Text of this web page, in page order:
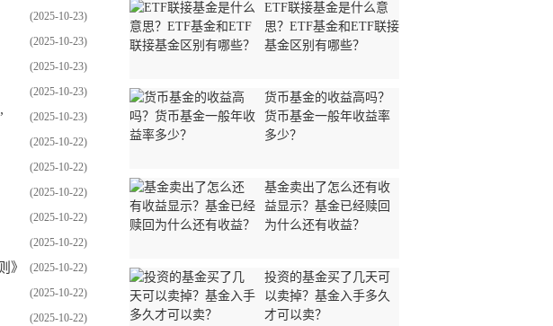
(2025-10-23)
(2025-10-23)
(2025-10-23)
(2025-10-23)
(2025-10-23)
(2025-10-22)
(2025-10-22)
(2025-10-22)
(2025-10-22)
(2025-10-22)
(2025-10-22)
》
(2025-10-22)
(2025-10-22)
ETF联接基金是什么意
思？ETF基金和ETF联接
基金区别有哪些？
货币基金的收益高吗？
货币基金一般年收益率
多少？
基金卖出了怎么还有收
益显示？基金已经赎回
为什么还有收益？
投资的基金买了几天可
以卖掉？基金入手多久
才可以卖？